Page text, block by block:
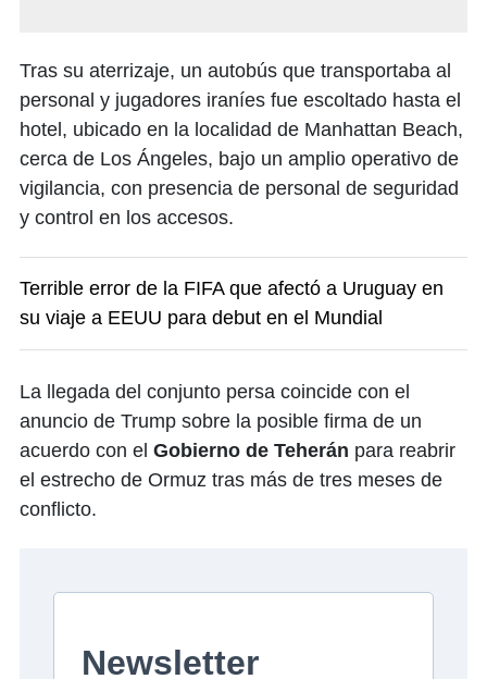
Tras su aterrizaje, un autobús que transportaba al
personal y jugadores iraníes fue escoltado hasta el
hotel, ubicado en la localidad de Manhattan Beach,
cerca de Los Ángeles, bajo un amplio operativo de
vigilancia, con presencia de personal de seguridad
y control en los accesos.
Terrible error de la FIFA que afectó a Uruguay en
su viaje a EEUU para debut en el Mundial
La llegada del conjunto persa coincide con el
anuncio de Trump sobre la posible firma de un
acuerdo con el Gobierno de Teherán para reabrir
el estrecho de Ormuz tras más de tres meses de
conflicto.